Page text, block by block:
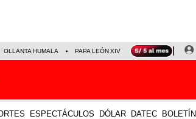
OLLANTA HUMALA PAPA LEÓN XIV NALDY SALDAÑA
ESPECTÁCULOS DÓLAR DATEC BOLETÍN